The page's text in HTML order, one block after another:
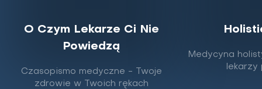
Niedobór witaminy D a obturacyjny
bezdech senny. Czy jest między nimi
związek?
O Czym Lekarze Ci Nie
Powiedzą
Czasopismo medyczne - Twoje
zdrowie w Twoich rękach
Medycyna
lekarzy